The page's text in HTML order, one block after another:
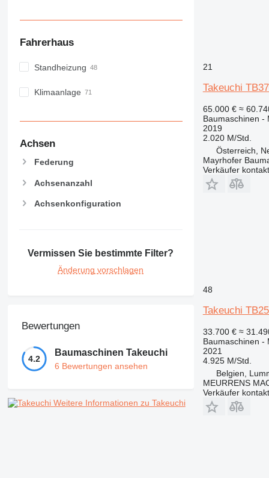
Fahrerhaus
Standheizung
Klimaanlage
Achsen
Federung
Achsenanzahl
Achsenkonfiguration
Vermissen Sie bestimmte Filter?
Änderung vorschlagen
Bewertungen
4.2
Baumaschinen Takeuchi
6 Bewertungen ansehen
Weitere Informationen zu Takeuchi
21
Takeuchi
65.000 € ≈
Baumaschinen -
2019
2.020 M/Std.
Österreich,
Mayrhofer
Verkäufer
48
Takeuchi
33.700 € ≈
Baumaschinen -
2021
4.925 M/Std.
Belgien,
MEURRENS
Verkäufer